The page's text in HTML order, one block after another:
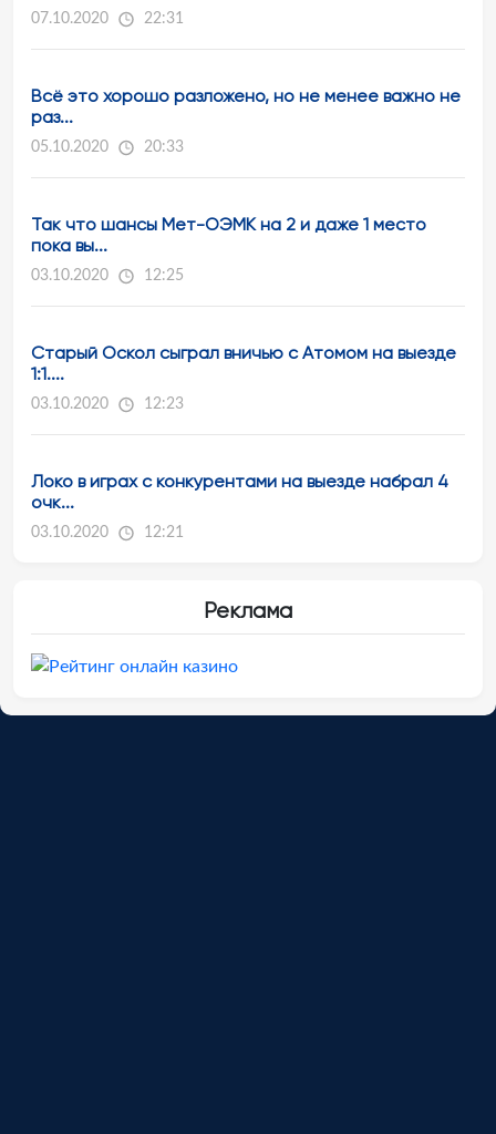
07.10.2020 22:31
Всё это хорошо разложено, но не менее важно не
раз...
05.10.2020 20:33
Так что шансы Мет-ОЭМК на 2 и даже 1 место
пока вы...
03.10.2020 12:25
Старый Оскол сыграл вничью с Атомом на выезде
1:1....
03.10.2020 12:23
Локо в играх с конкурентами на выезде набрал 4
очк...
03.10.2020 12:21
Реклама